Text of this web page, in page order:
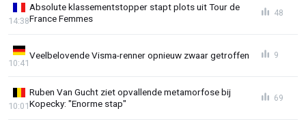
Absolute klassementstopper stapt plots uit Tour de
France Femmes
14:38
48
Veelbelovende Visma-renner opnieuw zwaar getroffen
10:41
9
Ruben Van Gucht ziet opvallende metamorfose bij
Kopecky: "Enorme stap"
10:01
69